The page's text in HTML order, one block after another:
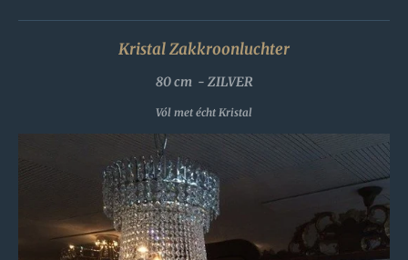
Kristal Zakkroonluchter
80 cm - ZILVER
Vól met écht Kristal